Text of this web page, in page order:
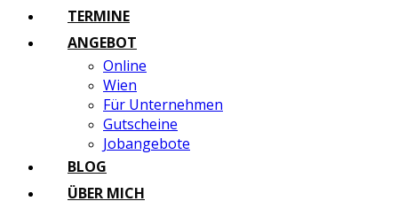
TERMINE
ANGEBOT
Online
Wien
Für Unternehmen
Gutscheine
Jobangebote
BLOG
ÜBER MICH